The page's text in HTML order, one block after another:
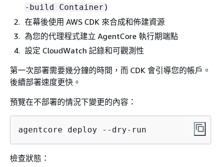
-build Container )
在幕後使用 AWS CDK 來合成和佈建資源
為您的代理程式建立 AgentCore 執行期端點
設定 CloudWatch 記錄和可觀測性
第一次部署需要幾分鐘的時間，而 CDK 會引導您的帳戶。
後續部署速度更快。
預覽在不部署的情況下變更的內容：
agentcore deploy --dry-run
檢查狀態：